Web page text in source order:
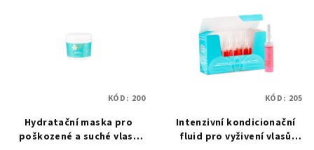
Hydratační maska pro
poškozené a suché vlasy
KÓD: 200
Intenzivní kondicionační
fluid pro vyživení vlasů
KÓD: 205